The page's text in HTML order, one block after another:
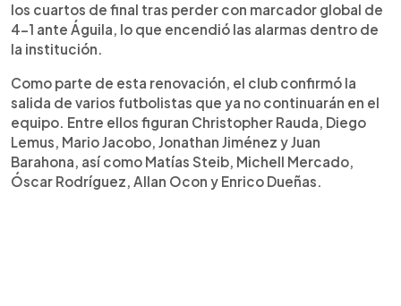
los cuartos de final tras perder con marcador global de
4-1 ante Águila, lo que encendió las alarmas dentro de
la institución.
Como parte de esta renovación, el club confirmó la
salida de varios futbolistas que ya no continuarán en el
equipo. Entre ellos figuran Christopher Rauda, Diego
Lemus, Mario Jacobo, Jonathan Jiménez y Juan
Barahona, así como Matías Steib, Michell Mercado,
Óscar Rodríguez, Allan Ocon y Enrico Dueñas.